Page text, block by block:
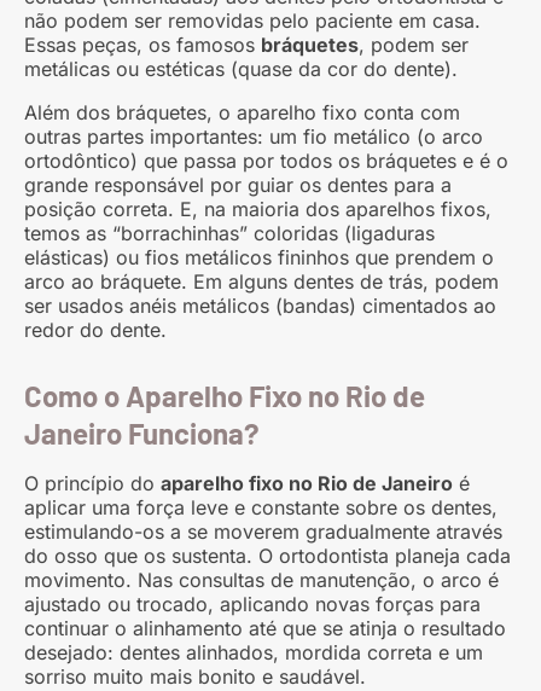
não podem ser removidas pelo paciente em casa.
Essas peças, os famosos bráquetes, podem ser
metálicas ou estéticas (quase da cor do dente).
Além dos bráquetes, o aparelho fixo conta com
outras partes importantes: um fio metálico (o arco
ortodôntico) que passa por todos os bráquetes e é o
grande responsável por guiar os dentes para a
posição correta. E, na maioria dos aparelhos fixos,
temos as “borrachinhas” coloridas (ligaduras
elásticas) ou fios metálicos fininhos que prendem o
arco ao bráquete. Em alguns dentes de trás, podem
ser usados anéis metálicos (bandas) cimentados ao
redor do dente.
Como o Aparelho Fixo no Rio de
Janeiro Funciona?
O princípio do aparelho fixo no Rio de Janeiro é
aplicar uma força leve e constante sobre os dentes,
estimulando-os a se moverem gradualmente através
do osso que os sustenta. O ortodontista planeja cada
movimento. Nas consultas de manutenção, o arco é
ajustado ou trocado, aplicando novas forças para
continuar o alinhamento até que se atinja o resultado
desejado: dentes alinhados, mordida correta e um
sorriso muito mais bonito e saudável.